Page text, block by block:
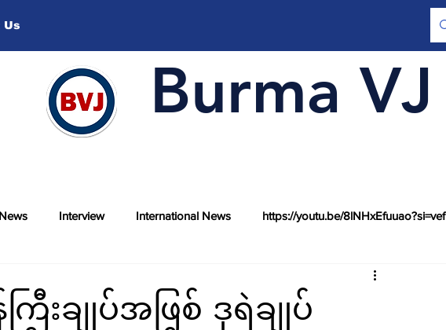
Us
Burma VJ
Interview International News https://youtu.be/8lNHxEfuuao?si=vef
ြီးချုပ်အဖြစ် ဒုရဲချုပ်